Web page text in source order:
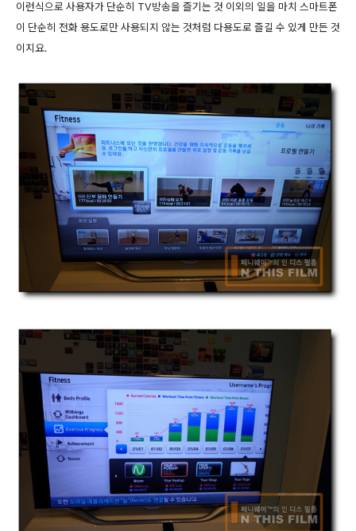
이런식으로 사용자가 단순히 TV방송을 즐기는 것 이외의 일을 마치 스마트폰
이 단순히 전화 용도로만 사용되지 않는 것처럼 다용도로 즐길 수 있게 만든 것
이지요.